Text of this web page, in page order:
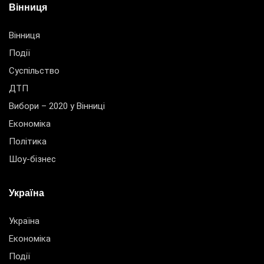
Вінниця
Вінниця
Події
Суспільство
ДТП
Вибори – 2020 у Вінниці
Економіка
Політика
Шоу-бізнес
Україна
Україна
Економіка
Події